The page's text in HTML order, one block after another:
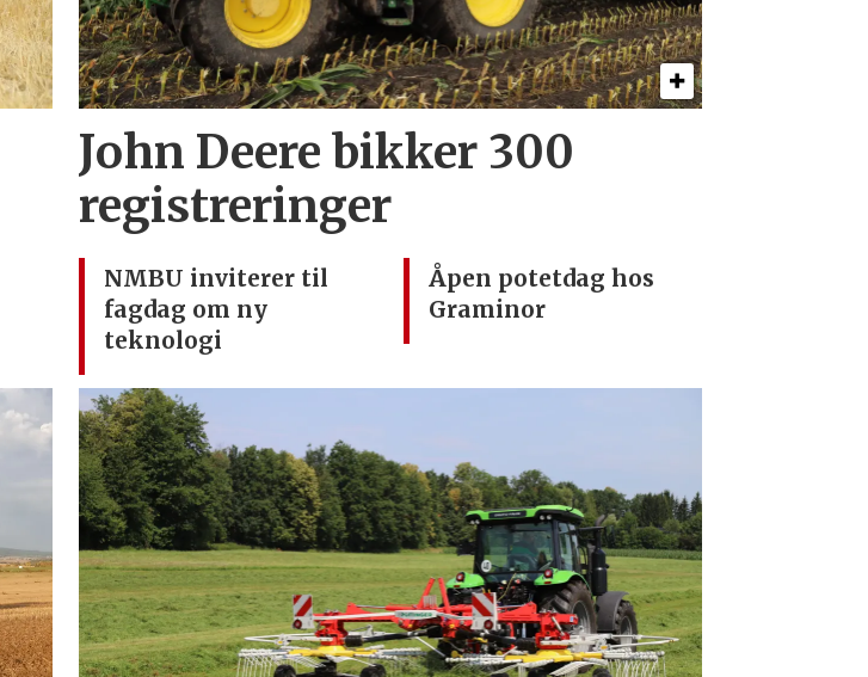
John Deere bikker 300
registreringer
NMBU inviterer til
fagdag om ny
teknologi
Åpen potetdag hos
Graminor